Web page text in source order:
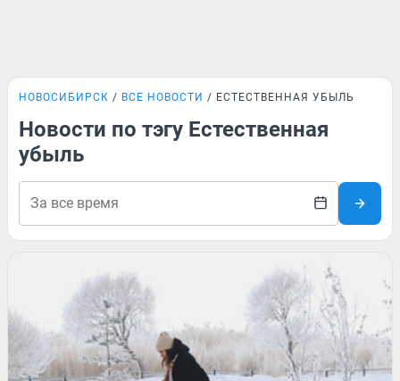
НОВОСИБИРСК ВСЕ НОВОСТИ ЕСТЕСТВЕННАЯ УБЫЛЬ
Новости по тэгу Естественная
убыль